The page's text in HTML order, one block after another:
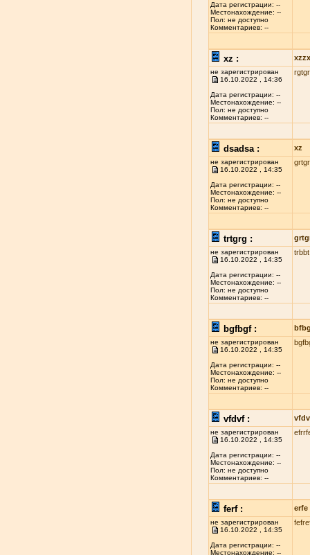
Дата регистрации: --
Местонахождение: --
Пол: не доступно
Комментариев: --
xz : xzzx
не зарегистрирован
16.10.2022 , 14:36
Дата регистрации: --
Местонахождение: --
Пол: не доступно
Комментариев: --
dsadsa : xz
не зарегистрирован
16.10.2022 , 14:35
Дата регистрации: --
Местонахождение: --
Пол: не доступно
Комментариев: --
trtgrg :
не зарегистрирован
16.10.2022 , 14:35
Дата регистрации: --
Местонахождение: --
Пол: не доступно
Комментариев: --
trbbt
bgfbgf :
не зарегистрирован
16.10.2022 , 14:35
Дата регистрации: --
Местонахождение: --
Пол: не доступно
Комментариев: --
vfdvf : vfdv
не зарегистрирован
16.10.2022 , 14:35
Дата регистрации: --
Местонахождение: --
Пол: не доступно
Комментариев: --
ferf : erfe
не зарегистрирован
16.10.2022 , 14:35
Дата регистрации: --
Местонахождение: --